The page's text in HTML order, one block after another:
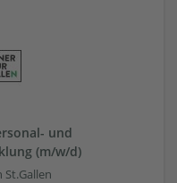
und
(m/w/d)
St.Gallen